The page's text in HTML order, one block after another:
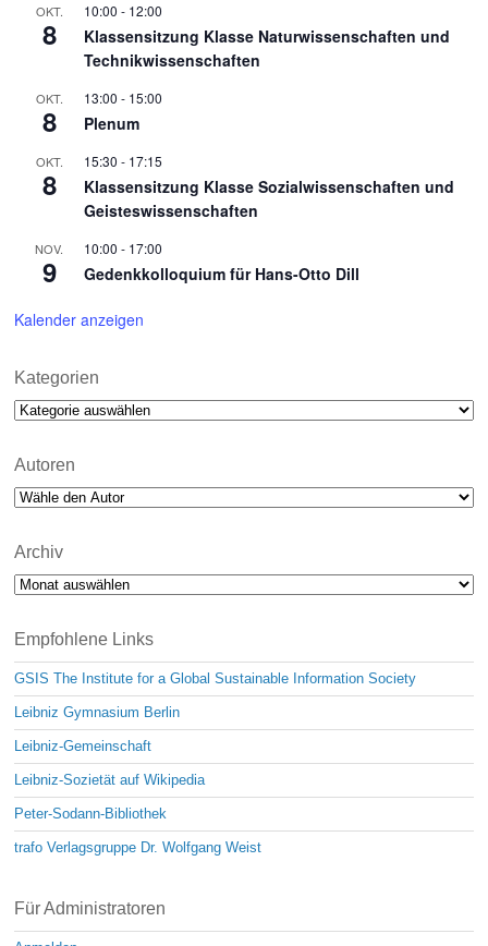
OKT.
8
10:00 - 12:00
Klassensitzung Klasse Naturwissenschaften und
Technikwissenschaften
OKT.
8
13:00 - 15:00
Plenum
OKT.
8
15:30 - 17:15
Klassensitzung Klasse Sozialwissenschaften und
Geisteswissenschaften
NOV.
9
10:00 - 17:00
Gedenkkolloquium für Hans-Otto Dill
Kalender anzeigen
Kategorien
Kategorien
Autoren
Archiv
Archiv
Empfohlene Links
GSIS The Institute for a Global Sustainable Information Society
Leibniz Gymnasium Berlin
Leibniz-Gemeinschaft
Leibniz-Sozietät auf Wikipedia
Peter-Sodann-Bibliothek
trafo Verlagsgruppe Dr. Wolfgang Weist
Für Administratoren